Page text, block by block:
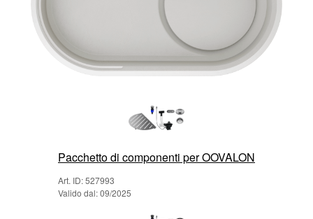
Pacchetto di componenti per OOVALON
Art. ID: 527993
Valido dal: 09/2025